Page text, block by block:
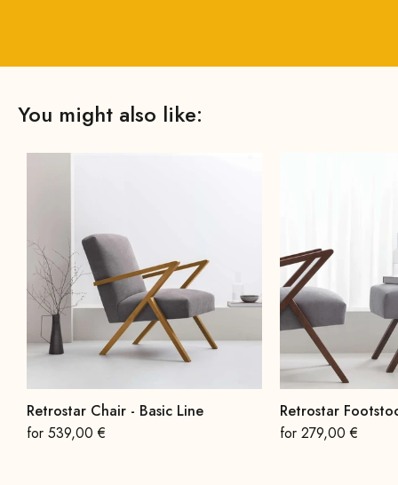
You might also like:
Retrostar Chair - Basic Line
On sale
for 539,00 €
Retrostar
On sale
for 279,00 €